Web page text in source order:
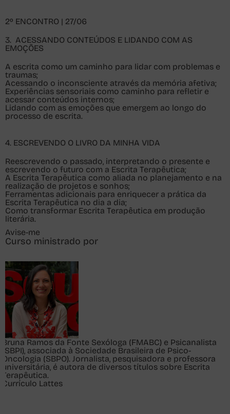
2º ENCONTRO | 27/06
3. ACESSANDO CONTEÚDOS E LIDANDO COM AS
EMOÇÕES
A escrita como um caminho para lidar com problemas e
traumas;
Acessando o inconsciente através da memória afetiva;
Experiências sensoriais como caminho para refletir e
acessar conteúdos internos;
Lidando com as emoções que emergem ao longo do
processo de escrita.
4. ESCREVENDO O LIVRO DA MINHA VIDA
Reescrevendo o passado, interpretando o presente e
escrevendo o futuro com a Escrita Terapêutica;
A Escrita Terapêutica como aliada no planejamento e na
realização de projetos e sonhos;
Ferramentas adicionais para enriquecer a prática da
Escrita Terapêutica no dia a dia;
Como transformar Escrita Terapêutica em produção
literária.
Avise-me
Curso ministrado por
Bruna Ramos da Fonte Sexóloga (FMABC) e Psicanalista
(SBPI), associada à Sociedade Brasileira de Psico-
Oncologia (SBPO). Jornalista, pesquisadora e professora
universitária, é autora de diversos títulos sobre Escrita
Terapêutica.
Currículo Lattes